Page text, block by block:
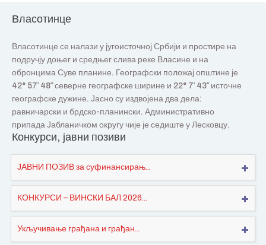
Власотинце
Власотинце се налази у југоисточној Србији и простире на
подручју доњег и средњег слива реке Власине и на
обронцима Суве планине. Географски положај општине је
42° 57′ 48″ северне географске ширине и 22° 7′ 43″ источне
географске дужине. Јасно су издвојена два дела:
равничарски и брдско-планински. Административно
припада Јабланичком округу чије је седиште у Лесковцу.
Конкурси, јавни позиви
ЈАВНИ ПОЗИВ за суфинансирањ...
КОНКУРСИ – ВИНСКИ БАЛ 2026...
Укључивање грађана и грађан...